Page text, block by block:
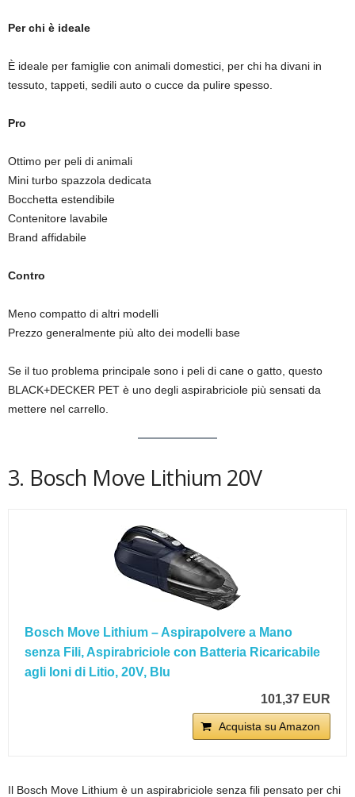
Per chi è ideale
È ideale per famiglie con animali domestici, per chi ha divani in
tessuto, tappeti, sedili auto o cucce da pulire spesso.
Pro
Ottimo per peli di animali
Mini turbo spazzola dedicata
Bocchetta estendibile
Contenitore lavabile
Brand affidabile
Contro
Meno compatto di altri modelli
Prezzo generalmente più alto dei modelli base
Se il tuo problema principale sono i peli di cane o gatto, questo
BLACK+DECKER PET è uno degli aspirabriciole più sensati da
mettere nel carrello.
3. Bosch Move Lithium 20V
Bosch Move Lithium – Aspirapolvere a Mano
senza Fili, Aspirabriciole con Batteria Ricaricabile
agli Ioni di Litio, 20V, Blu
101,37 EUR
Acquista su Amazon
Il Bosch Move Lithium è un aspirabriciole senza fili pensato per chi